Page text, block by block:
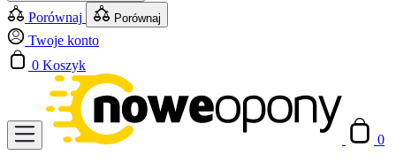
Porównaj Porównaj
Twoje konto
0 Koszyk
0